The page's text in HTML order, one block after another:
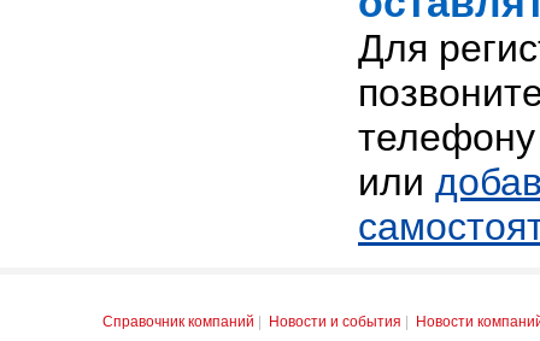
Для
или
Справочник компаний Новости и события Новости